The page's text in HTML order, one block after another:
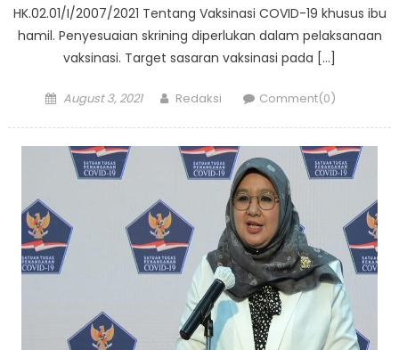
HK.02.01/I/2007/2021 Tentang Vaksinasi COVID-19 khusus ibu
hamil. Penyesuaian skrining diperlukan dalam pelaksanaan
vaksinasi. Target sasaran vaksinasi pada […]
Posted
August 3, 2021 Author
Redaksi Comment(0)